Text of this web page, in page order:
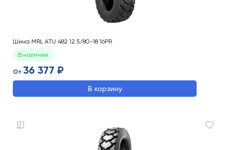
Шина MRL ATU 482 12.5/80-18 16PR
В наличии
От 36 377 ₽
В корзину